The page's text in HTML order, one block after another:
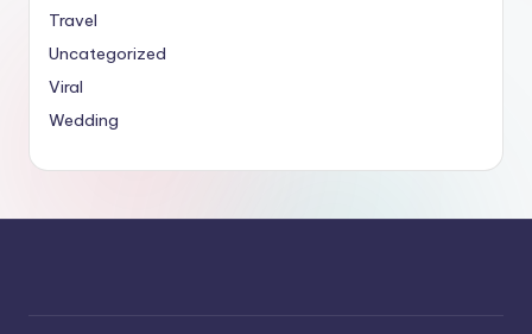
Travel
Uncategorized
Viral
Wedding